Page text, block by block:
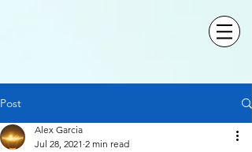
Post
Alex Garcia
Jul 28, 2021 2 min read